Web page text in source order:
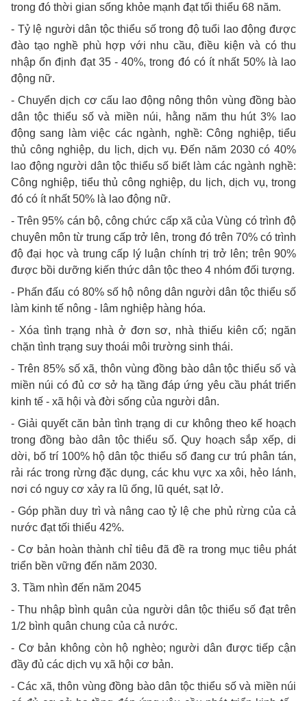
trong đó thời gian sống khỏe mạnh đạt tối thiểu 68 năm.
- Tỷ lệ người dân tộc thiểu số trong độ tuổi lao động được
đào tạo nghề phù hợp với nhu cầu, điều kiện và có thu
nhập ổn định đạt 35 - 40%, trong đó có ít nhất 50% là lao
động nữ.
- Chuyển dịch cơ cấu lao động nông thôn vùng đồng bào
dân tộc thiểu số và miền núi, hằng năm thu hút 3% lao
động sang làm việc các ngành, nghề: Công nghiệp, tiểu
thủ công nghiệp, du lịch, dịch vụ. Đến năm 2030 có 40%
lao động người dân tộc thiểu số biết làm các ngành nghề:
Công nghiệp, tiểu thủ công nghiệp, du lịch, dịch vụ, trong
đó có ít nhất 50% là lao động nữ.
- Trên 95% cán bộ, công chức cấp xã của Vùng có trình độ
chuyên môn từ trung cấp trở lên, trong đó trên 70% có trình
độ đại học và trung cấp lý luận chính trị trở lên; trên 90%
được bồi dưỡng kiến thức dân tộc theo 4 nhóm đối tượng.
- Phấn đấu có 80% số hộ nông dân người dân tộc thiểu số
làm kinh tế nông - lâm nghiệp hàng hóa.
- Xóa tình trạng nhà ở đơn sơ, nhà thiếu kiên cố; ngăn
chặn tình trạng suy thoái môi trường sinh thái.
- Trên 85% số xã, thôn vùng đồng bào dân tộc thiểu số và
miền núi có đủ cơ sở hạ tầng đáp ứng yêu cầu phát triển
kinh tế - xã hội và đời sống của người dân.
- Giải quyết căn bản tình trạng di cư không theo kế hoạch
trong đồng bào dân tộc thiểu số. Quy hoạch sắp xếp, di
dời, bố trí 100% hộ dân tộc thiểu số đang cư trú phân tán,
rải rác trong rừng đặc dụng, các khu vực xa xôi, hẻo lánh,
nơi có nguy cơ xảy ra lũ ống, lũ quét, sạt lở.
- Góp phần duy trì và nâng cao tỷ lệ che phủ rừng của cả
nước đạt tối thiểu 42%.
- Cơ bản hoàn thành chỉ tiêu đã đề ra trong mục tiêu phát
triển bền vững đến năm 2030.
3. Tầm nhìn đến năm 2045
- Thu nhập bình quân của người dân tộc thiểu số đạt trên
1/2 bình quân chung của cả nước.
- Cơ bản không còn hộ nghèo; người dân được tiếp cận
đầy đủ các dịch vụ xã hội cơ bản.
- Các xã, thôn vùng đồng bào dân tộc thiểu số và miền núi